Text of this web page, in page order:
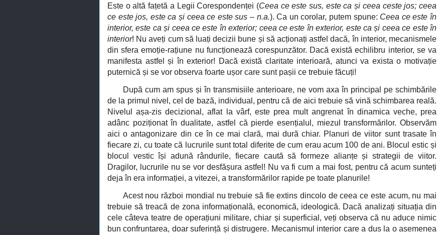
Este o altă fațetă a Legii Corespondenței (Ceea ce este sus, este ca și ceea ceste jos; ceea
ce este jos, este ca și ceea ce este sus – n.a.). Ca un corolar, putem spune: Ceea ce este în
interior, este ca și ceea ce este în exterior; ceea ce este în exterior, este ca și ceea ce este în
interior! Nu aveți cum să luați decizii bune și să acționați astfel dacă, în interior, mecanismele
din sfera emoție-rațiune nu funcționează corespunzător. Dacă există echilibru interior, se va
manifesta astfel și în exterior! Dacă există claritate interioară, atunci va exista o motivație
puternică și se vor observa foarte ușor care sunt pașii ce trebuie făcuți!
După cum am spus și în transmisiile anterioare, ne vom axa în principal pe schimbările
de la primul nivel, cel de bază, individual, pentru că de aici trebuie să vină schimbarea reală.
Nivelul așa-zis decizional, aflat la vârf, este prea mult angrenat în dinamica veche, prea
adânc poziționat în dualitate, astfel că pierde esențialul, miezul transformărilor. Observăm
aici o antagonizare din ce în ce mai clară, mai dură chiar. Planuri de viitor sunt trasate în
fiecare zi, cu toate că lucrurile sunt total diferite de cum erau acum 100 de ani. Blocul estic și
blocul vestic își adună rândurile, fiecare caută să formeze alianțe și strategii de viitor.
Dragilor, lucrurile nu se vor desfășura astfel! Nu va fi cum a mai fost, pentru că acum sunteți
deja în era informației, a vitezei, a transformărilor rapide pe toate planurile!
Acest nou război mondial nu trebuie să fie extins dincolo de ceea ce este acum, nu mai
trebuie să treacă de zona informațională, economică, ideologică. Dacă analizați situația din
cele câteva teatre de operațiuni militare, chiar și superficial, veți observa că nu aduce nimic
bun confruntarea, doar suferință și distrugere. Mecanismul interior care a dus la o asemenea